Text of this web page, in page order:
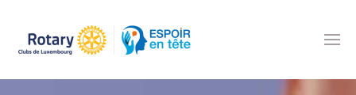
Accéder au contenu principal